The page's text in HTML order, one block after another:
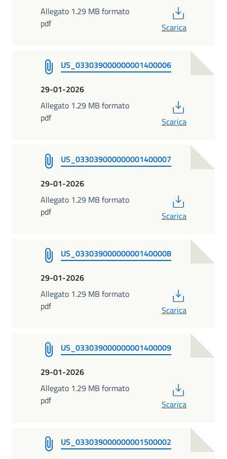
Allegato 1.29 MB formato
pdf
Scarica
US_033039000000001400006
29-01-2026
Allegato 1.29 MB formato
pdf
Scarica
US_033039000000001400007
29-01-2026
Allegato 1.29 MB formato
pdf
Scarica
US_033039000000001400008
29-01-2026
Allegato 1.29 MB formato
pdf
Scarica
US_033039000000001400009
29-01-2026
Allegato 1.29 MB formato
pdf
Scarica
US_033039000000001500002